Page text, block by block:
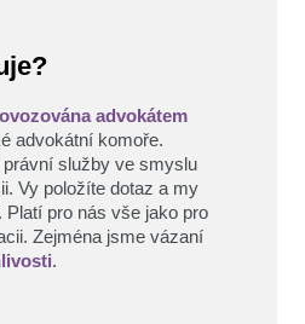
advokátem
advokátní komoře.
služby ve smyslu
Vy položíte dotaz a my
Platí pro nás vše jako pro
Zejména jsme vázaní
.